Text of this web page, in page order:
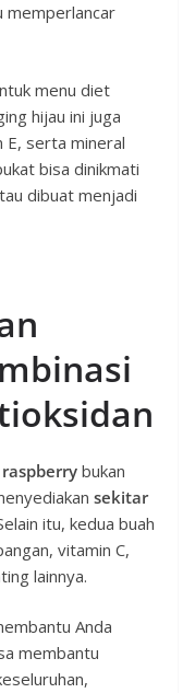
memperlancar
menu diet
hijau ini juga
E, serta mineral
bisa dinikmati
dibuat menjadi
bukan
sekitar
itu, kedua buah
vitamin C,
lainnya.
Anda
membantu